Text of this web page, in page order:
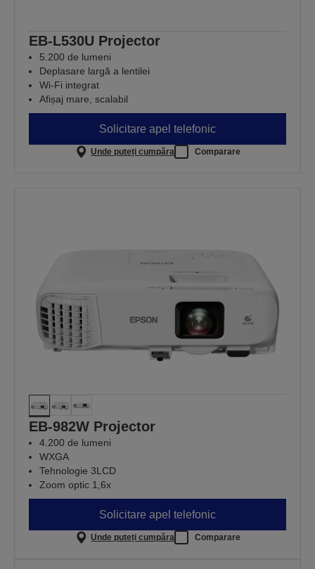
EB-L530U Projector
5.200 de lumeni
Deplasare largă a lentilei
Wi-Fi integrat
Afișaj mare, scalabil
Solicitare apel telefonic
Unde puteți cumpăra Comparare
EB-982W Projector
4.200 de lumeni
WXGA
Tehnologie 3LCD
Zoom optic 1,6x
Solicitare apel telefonic
Unde puteți cumpăra Comparare